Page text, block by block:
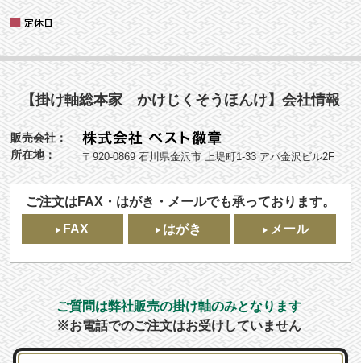
【掛け軸総本家 かけじくそうほんけ】会社情報
販売会社：
所在地：
〒920-0869 石川県金沢市 上堤町1-33 アパ金沢ビル2F
ご注文はFAX・はがき・メールでも承っております。
FAX
はがき メール
ご質問は弊社販売の掛け軸のみとなります
※お電話でのご注文はお受けしていません